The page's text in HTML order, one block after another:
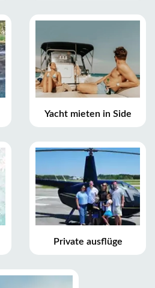
Yacht mieten in Side
Private ausflüge